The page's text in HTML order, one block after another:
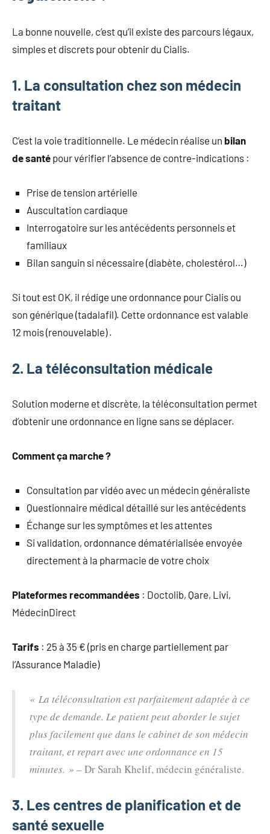
La bonne nouvelle, c’est qu’il existe des parcours légaux,
simples et discrets pour obtenir du Cialis.
1. La consultation chez son médecin
traitant
C’est la voie traditionnelle. Le médecin réalise un bilan
de santé pour vérifier l’absence de contre-indications :
Prise de tension artérielle
Auscultation cardiaque
Interrogatoire sur les antécédents personnels et
familiaux
Bilan sanguin si nécessaire (diabète, cholestérol…)
Si tout est OK, il rédige une ordonnance pour Cialis ou
son générique (tadalafil). Cette ordonnance est valable
12 mois (renouvelable) .
2. La téléconsultation médicale
Solution moderne et discrète, la téléconsultation permet
d’obtenir une ordonnance en ligne sans se déplacer.
Comment ça marche ?
Consultation par vidéo avec un médecin généraliste
Questionnaire médical détaillé sur les antécédents
Échange sur les symptômes et les attentes
Si validation, ordonnance dématérialisée envoyée
directement à la pharmacie de votre choix
Plateformes recommandées : Doctolib, Qare, Livi,
MédecinDirect
Tarifs : 25 à 35 € (pris en charge partiellement par
l’Assurance Maladie)
« La téléconsultation est parfaitement adaptée à ce
type de demande. Le patient peut aborder le sujet
plus facilement que dans le cabinet de son médecin
traitant, et repart avec une ordonnance en 15
minutes. » – Dr Sarah Khelif, médecin généraliste.
3. Les centres de planification et de
santé sexuelle